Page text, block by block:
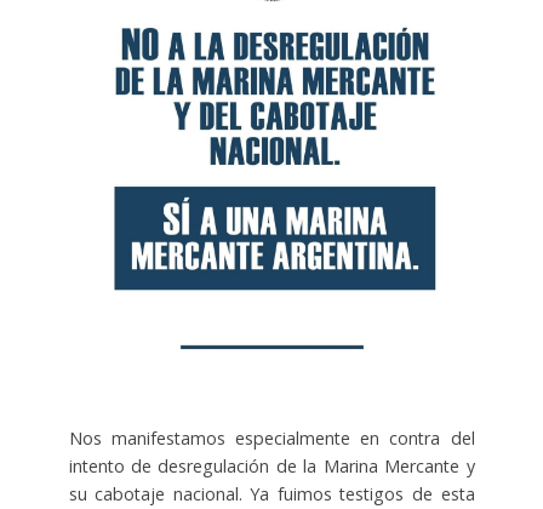
Nos manifestamos especialmente en contra del
intento de desregulación de la Marina Mercante y
su cabotaje nacional. Ya fuimos testigos de esta